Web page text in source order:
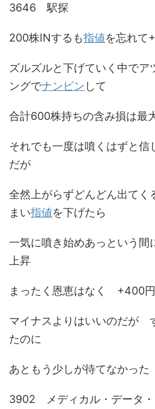
3646 駅探
200株INするも指値を忘れて
ズルズルと下げていく中でア
ングでナンピン して
合計600株持ちの含み損は
それでも一度は噴くはずと信
だが
全然上がらずどんどん出てく
まい指値を下げたら
一気に噴き始めあっという間
上昇
まったく恩恵はなく +400円
マイナスよりはいいのだが
たのに
あともう少しが待てなかった
3902 メディカル・データ・